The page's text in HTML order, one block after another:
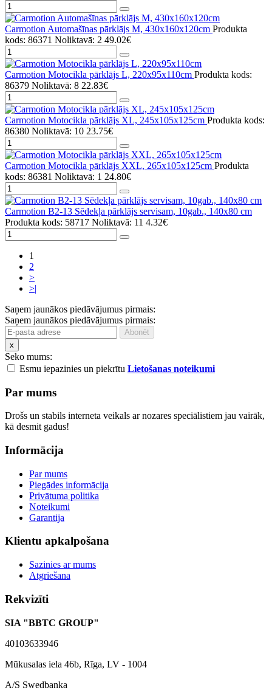
Carmotion Automašīnas pārklājs M, 430x160x120cm Produkta
kods: 86371 Noliktavā: 2 49.02€
Carmotion Motocikla pārklājs L, 220x95x110cm Produkta kods:
86379 Noliktavā: 8 22.83€
Carmotion Motocikla pārklājs XL, 245x105x125cm Produkta kods:
86380 Noliktavā: 10 23.75€
Carmotion Motocikla pārklājs XXL, 265x105x125cm Produkta
kods: 86381 Noliktavā: 1 24.80€
Carmotion B2-13 Sēdekļa pārklājs servisam, 10gab., 140x80 cm
Produkta kods: 58717 Noliktavā: 11 4.32€
1
2
>
>|
Saņem jaunākos piedāvājumus pirmais:
Saņem jaunākos piedāvājumus pirmais:
x
Seko mums:
Esmu iepazinies un piekrītu Lietošanas noteikumi
Par mums
Drošs un stabils interneta veikals ar nozares speciālistiem jau vairāk,
kā desmit gadus!
Informācija
Par mums
Piegādes informācija
Privātuma politika
Noteikumi
Garantija
Klientu apkalpošana
Sazinies ar mums
Atgriešana
Rekvizīti
SIA "BBTC GROUP"
40103633946
Mūkusalas iela 46b, Rīga, LV - 1004
A/S Swedbanka